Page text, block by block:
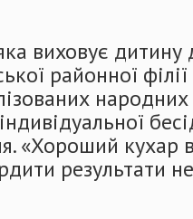
виховує дитину
районної
«Хороший